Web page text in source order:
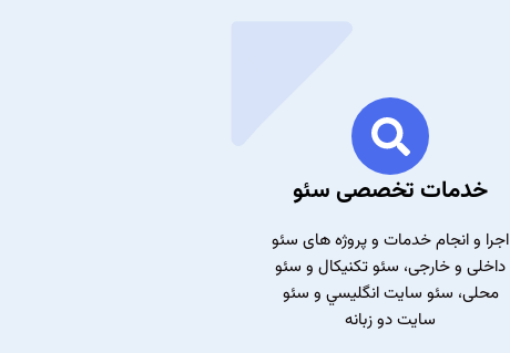
خدمات تخصصی سئو
اجرا و انجام خدمات و پروژه های سئو
داخلی و خارجی، سئو تکنیکال و سئو
محلی، سئو سايت انگليسي و سئو
سايت دو زبانه